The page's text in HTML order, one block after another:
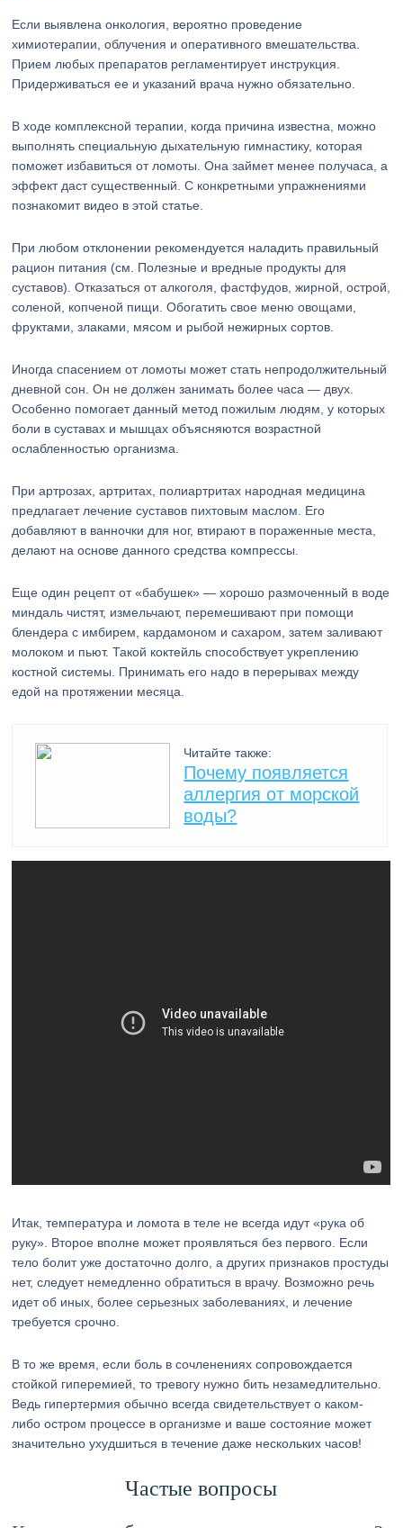
Если выявлена онкология, вероятно проведение
химиотерапии, облучения и оперативного вмешательства.
Прием любых препаратов регламентирует инструкция.
Придерживаться ее и указаний врача нужно обязательно.
В ходе комплексной терапии, когда причина известна, можно
выполнять специальную дыхательную гимнастику, которая
поможет избавиться от ломоты. Она займет менее получаса, а
эффект даст существенный. С конкретными упражнениями
познакомит видео в этой статье.
При любом отклонении рекомендуется наладить правильный
рацион питания (см. Полезные и вредные продукты для
суставов). Отказаться от алкоголя, фастфудов, жирной, острой,
соленой, копченой пищи. Обогатить свое меню овощами,
фруктами, злаками, мясом и рыбой нежирных сортов.
Иногда спасением от ломоты может стать непродолжительный
дневной сон. Он не должен занимать более часа — двух.
Особенно помогает данный метод пожилым людям, у которых
боли в суставах и мышцах объясняются возрастной
ослабленностью организма.
При артрозах, артритах, полиартритах народная медицина
предлагает лечение суставов пихтовым маслом. Его
добавляют в ванночки для ног, втирают в пораженные места,
делают на основе данного средства компрессы.
Еще один рецепт от «бабушек» — хорошо размоченный в воде
миндаль чистят, измельчают, перемешивают при помощи
блендера с имбирем, кардамоном и сахаром, затем заливают
молоком и пьют. Такой коктейль способствует укреплению
костной системы. Принимать его надо в перерывах между
едой на протяжении месяца.
Читайте также:
Почему появляется
аллергия от морской
воды?
Итак, температура и ломота в теле не всегда идут «рука об
руку». Второе вполне может проявляться без первого. Если
тело болит уже достаточно долго, а других признаков простуды
нет, следует немедленно обратиться в врачу. Возможно речь
идет об иных, более серьезных заболеваниях, и лечение
требуется срочно.
В то же время, если боль в сочленениях сопровождается
стойкой гиперемией, то тревогу нужно бить незамедлительно.
Ведь гипертермия обычно всегда свидетельствует о каком-
либо остром процессе в организме и ваше состояние может
значительно ухудшиться в течение даже нескольких часов!
Частые вопросы